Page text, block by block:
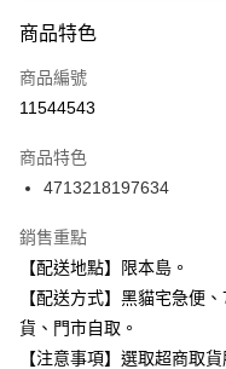
信用卡一次付款
信用卡分期付款
合作金庫商業銀行
華南商業銀行
國泰世華商業銀行
臺灣中小企業銀行
匯豐（台灣）商業銀行
聯邦商業銀行
元大商業銀行
Apple Pay
街口支付
悠遊付
商品特色
商品編號
11544543
商品特色
4713218197634
銷售重點
【配送地點】限本島。
【配送方式】黑貓宅急便
貨、門市自取。
【注意事項】選取超商取